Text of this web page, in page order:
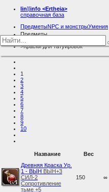
lin][info <Ertheia>
справочная база
ПредметыNPC и монстрыУмения
Предметы
Краски для татуировок
1
2
3
4
5
6
7
8
9
10
Название Вес
Древняя Краска Ур.
1 - ВЫН ВЫН+3
СИЛ-2
Сопротивление
тьме +5
150 ∞